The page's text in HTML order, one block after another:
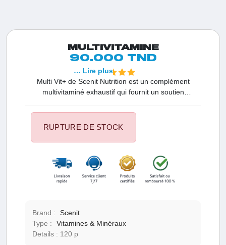
MULTIVITAMINE
90.000 TND
Multi Vit+ de Scenit Nutrition est un complément
multivitaminé exhaustif qui fournit un soutien
sa formule équilibrée et à sa combinaison d'ingrédients
minutieusement sélectionnés, Multi Vit+ est
pratique et efficace aux besoins quotidiens en
vitamines et minéraux. Que vous cherchiez à renforcer
votre système immunitaire, à accroître votre énergie, à
fortifier vos os ou à favoriser votre bien-être
Vit+ 120 Caps offre une solution abordable et complète
en matière de multivitamines, idéale pour ceux qui
souhaitent pallier leurs carences en vitamines et
minéraux tout en améliorant leur santé globale.
… Lire plus
RUPTURE DE STOCK
Brand :
Scenit
Type :
Vitamines & Minéraux
Details :
120 p